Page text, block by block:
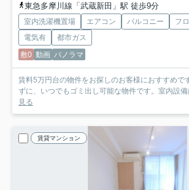
東急多摩川線「武蔵新田」駅 徒歩9分
室内洗濯機置場 エアコン バルコニー
フ
電気有
都市ガス
敷0 動画 パノラマ
賃料5万円台の物件をお探しのお客様におすすめで
ずに、いつでもゴミ出し可能な物件です。室内設備
見る
賃貸マンション